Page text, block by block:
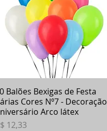
Visualização rápida
Balões Bexigas de Festa
Cores Nº7 - Decoração
Arco látex
12,33